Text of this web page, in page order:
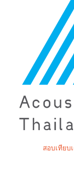
สอบเทียบ